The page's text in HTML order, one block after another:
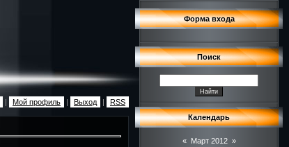
| Мой профиль | Выход | RSS
Форма входа
Поиск
Календарь
« Март 2012 »